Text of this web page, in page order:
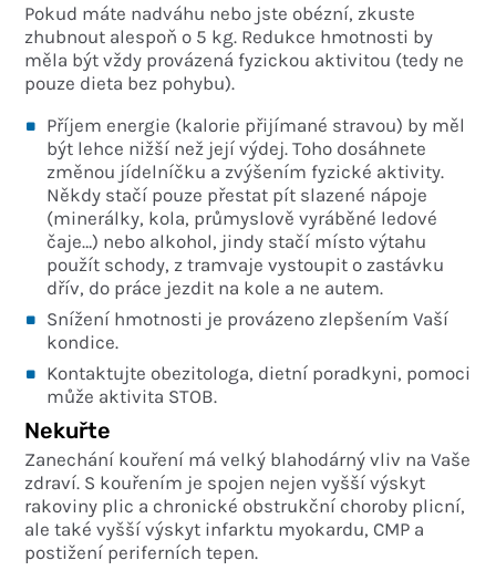
Pokud máte nadváhu nebo jste obézní, zkuste
zhubnout alespoň o 5 kg. Redukce hmotnosti by
měla být vždy provázená fyzickou aktivitou (tedy ne
pouze dieta bez pohybu).
Příjem energie (kalorie přijímané stravou) by měl
být lehce nižší než její výdej. Toho dosáhnete
změnou jídelníčku a zvýšením fyzické aktivity.
Někdy stačí pouze přestat pít slazené nápoje
(minerálky, kola, průmyslově vyráběné ledové
čaje…) nebo alkohol, jindy stačí místo výtahu
použít schody, z tramvaje vystoupit o zastávku
dřív, do práce jezdit na kole a ne autem.
Snížení hmotnosti je provázeno zlepšením Vaší
kondice.
Kontaktujte obezitologa, dietní poradkyni, pomoci
může aktivita STOB.
Nekuřte
Zanechání kouření má velký blahodárný vliv na Vaše
zdraví. S kouřením je spojen nejen vyšší výskyt
rakoviny plic a chronické obstrukční choroby plicní,
ale také vyšší výskyt infarktu myokardu, CMP a
postižení periferních tepen.